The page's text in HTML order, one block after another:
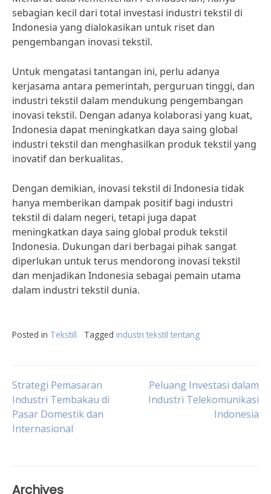
sebagian kecil dari total investasi industri tekstil di
Indonesia yang dialokasikan untuk riset dan
pengembangan inovasi tekstil.
Untuk mengatasi tantangan ini, perlu adanya
kerjasama antara pemerintah, perguruan tinggi, dan
industri tekstil dalam mendukung pengembangan
inovasi tekstil. Dengan adanya kolaborasi yang kuat,
Indonesia dapat meningkatkan daya saing global
industri tekstil dan menghasilkan produk tekstil yang
inovatif dan berkualitas.
Dengan demikian, inovasi tekstil di Indonesia tidak
hanya memberikan dampak positif bagi industri
tekstil di dalam negeri, tetapi juga dapat
meningkatkan daya saing global produk tekstil
Indonesia. Dukungan dari berbagai pihak sangat
diperlukan untuk terus mendorong inovasi tekstil
dan menjadikan Indonesia sebagai pemain utama
dalam industri tekstil dunia.
Posted in Tekstill Tagged industri tekstil tentang
Post
navigation
Strategi Pemasaran
Industri Tembakau di
Pasar Domestik dan
Internasional
Peluang Investasi dalam
Industri Telekomunikasi
Indonesia
Archives